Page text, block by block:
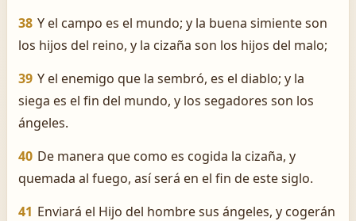
38 Y el campo es el mundo; y la buena simiente son
los hijos del reino, y la cizaña son los hijos del malo;
39 Y el enemigo que la sembró, es el diablo; y la
siega es el fin del mundo, y los segadores son los
ángeles.
40 De manera que como es cogida la cizaña, y
quemada al fuego, así será en el fin de este siglo.
41 Enviará el Hijo del hombre sus ángeles, y cogerán